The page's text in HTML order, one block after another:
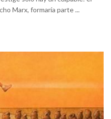
Marx, formaría parte ...